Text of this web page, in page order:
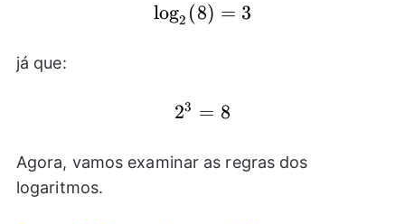
\log_{2}
log2 (8) = 3
já que:
{{2}^3}=8
23 = 8
Agora, vamos examinar as regras dos
logaritmos.